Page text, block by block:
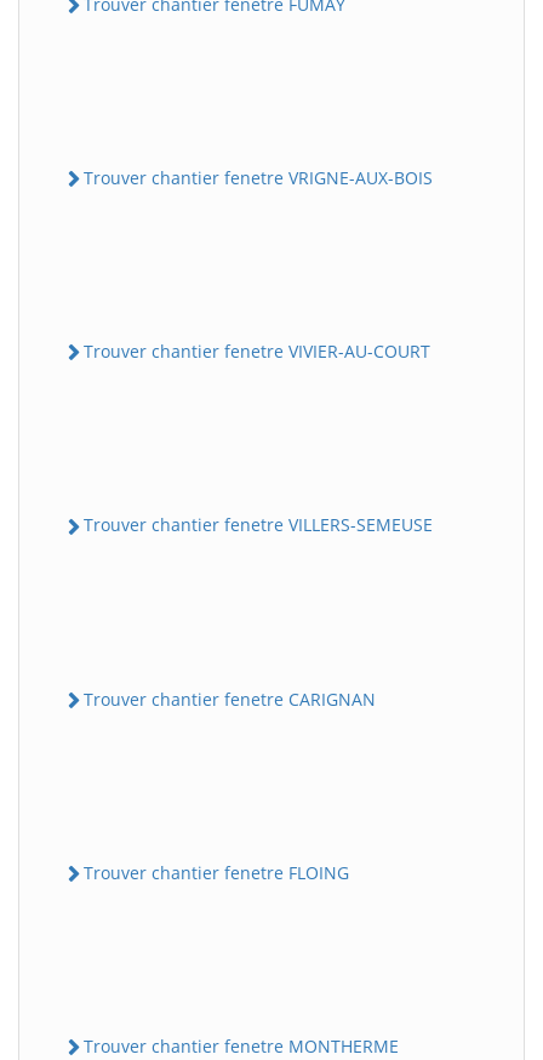
Trouver chantier fenetre VRIGNE-AUX-BOIS
Trouver chantier fenetre VIVIER-AU-COURT
Trouver chantier fenetre VILLERS-SEMEUSE
Trouver chantier fenetre CARIGNAN
Trouver chantier fenetre FLOING
Trouver chantier fenetre MONTHERME